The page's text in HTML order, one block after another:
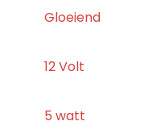
‎Gloeiend
‎12 Volt
‎5 watt